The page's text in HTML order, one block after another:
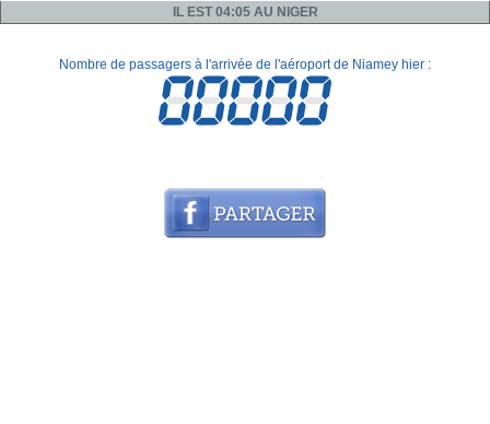
IL EST 04:05 AU NIGER
Nombre de passagers à l'arrivée de l'aéroport de Niamey hier :